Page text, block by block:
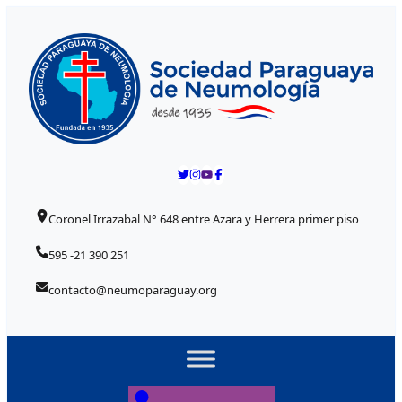
Coronel Irrazabal N° 648 entre Azara y Herrera primer piso
595 -21 390 251
contacto@neumoparaguay.org